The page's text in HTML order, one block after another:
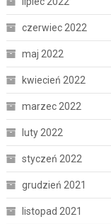
czerwiec 2022
maj 2022
kwiecień 2022
marzec 2022
luty 2022
styczeń 2022
grudzień 2021
listopad 2021